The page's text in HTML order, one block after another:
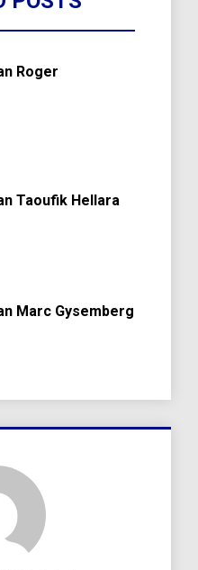
Roger
Taoufik Hellara
Marc Gysemberg